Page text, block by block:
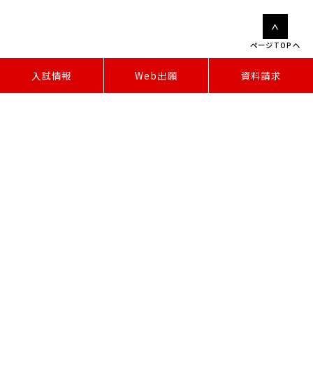
入試情報 Web出願 資料請求
ページTOPへ